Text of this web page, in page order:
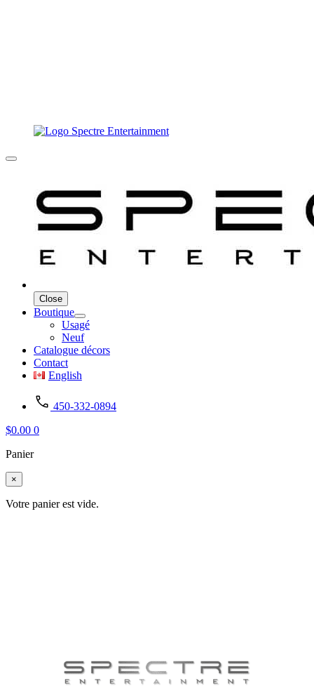
Close
Boutique
Usagé
Neuf
Catalogue décors
Contact
English
450-332-0894
$0.00 0
Panier
×
Votre panier est vide.